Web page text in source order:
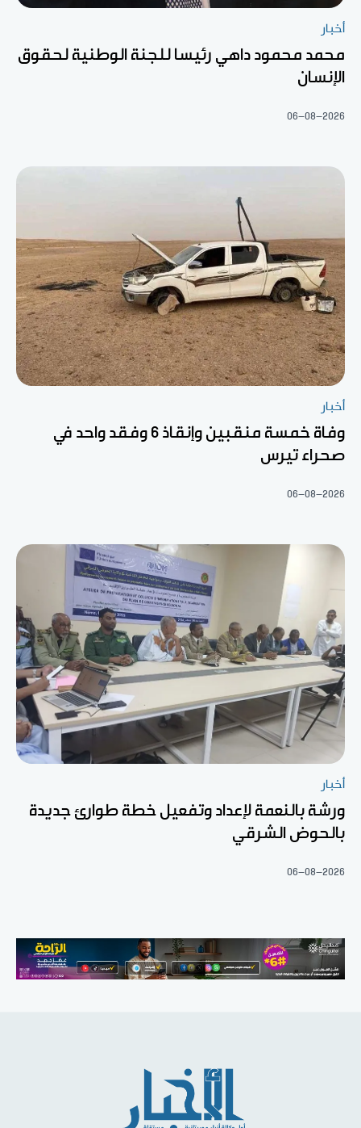
أخبار
محمد محمود داهي رئيسا للجنة الوطنية لحقوق
الإنسان
06-08-2026
أخبار
وفاة خمسة منقبين وإنقاذ 6 وفقد واحد في
صحراء تيرس
06-08-2026
أخبار
ورشة بالنعمة لإعداد وتفعيل خطة طوارئ جديدة
بالحوض الشرقي
06-08-2026